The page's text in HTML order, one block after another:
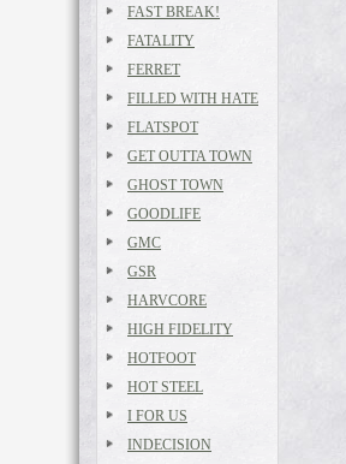
FAST BREAK!
FATALITY
FERRET
FILLED WITH HATE
FLATSPOT
GET OUTTA TOWN
GHOST TOWN
GOODLIFE
GMC
GSR
HARVCORE
HIGH FIDELITY
HOTFOOT
HOT STEEL
I FOR US
INDECISION